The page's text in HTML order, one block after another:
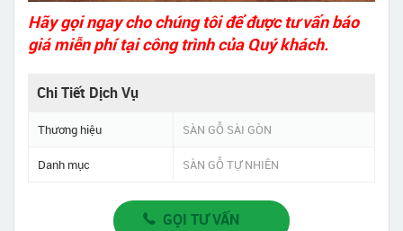
Hãy gọi ngay cho chúng tôi để được tư vấn báo
giá miễn phí tại công trình của Quý khách.
Chi Tiết Dịch Vụ
Thương hiệu SÀN GỖ SÀI GÒN
Danh mục SÀN GỖ TỰ NHIÊN
GỌI TƯ VẤN